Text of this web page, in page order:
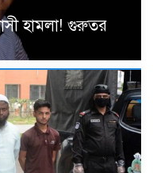
হামলা! গুরুতর